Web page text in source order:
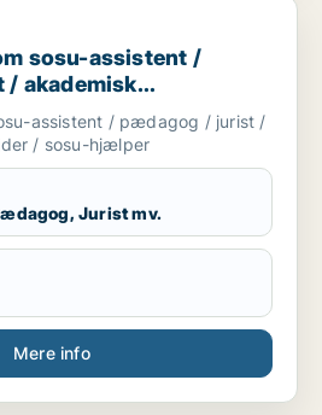
assistent / pædagog / jurist /
sosu-assistent /
akademisk
hjælper
assistent / pædagog / jurist /
/ sosu-hjælper
Jurist mv.
Mere info